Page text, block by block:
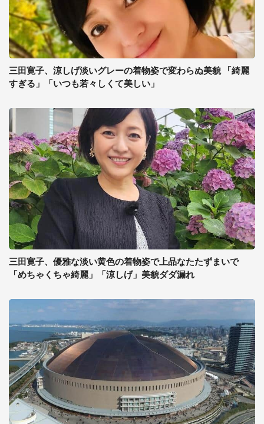
三田寛子、涼しげ淡いグレーの着物姿で変わらぬ美貌 「綺麗
すぎる」「いつも若々しくて美しい」
三田寛子、優雅な淡い黄色の着物姿で上品なたたずまいで
「めちゃくちゃ綺麗」「涼しげ」美貌ダダ漏れ